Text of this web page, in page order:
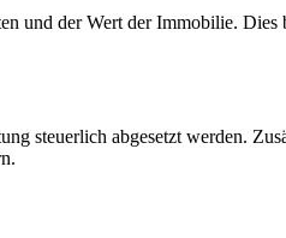
und der Wert der Immobilie. Dies
steuerlich abgesetzt werden.